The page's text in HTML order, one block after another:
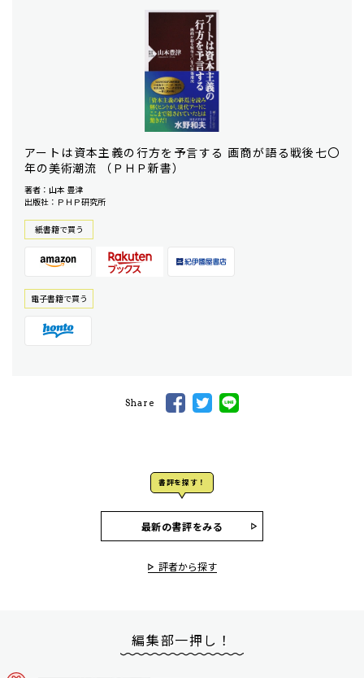
アートは資本主義の行方を予言する 画商が語る戦後七〇
年の美術潮流 （ＰＨＰ新書）
著者：山本 豊津
出版社：ＰＨＰ研究所
紙書籍で買う
電⼦書籍で買う
Share
書評を探す！
最新の書評をみる
評者から探す
編集部一押し！